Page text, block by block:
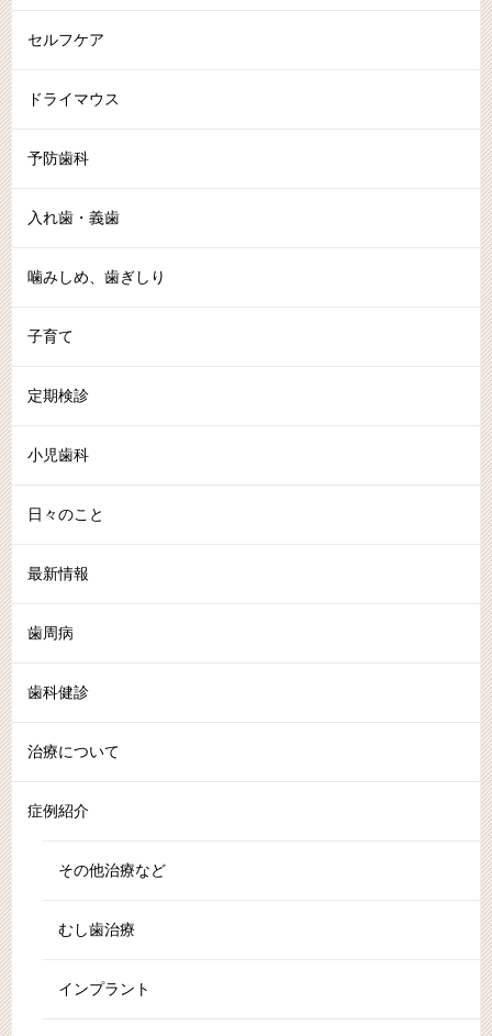
セルフケア
ドライマウス
予防歯科
入れ歯・義歯
噛みしめ、歯ぎしり
子育て
定期検診
小児歯科
日々のこと
最新情報
歯周病
歯科健診
治療について
症例紹介
その他治療など
むし歯治療
インプラント